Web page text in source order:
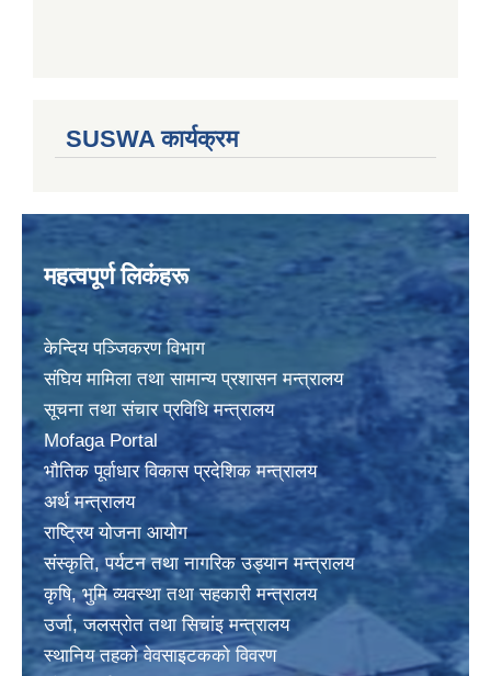
SUSWA कार्यक्रम
महत्वपूर्ण लिकंहरू
केन्दिय पञ्जिकरण विभाग
संघिय मामिला तथा सामान्य प्रशासन मन्त्रालय
सूचना तथा संचार प्रविधि मन्त्रालय
Mofaga Portal
भाैतिक पूर्वाधार विकास प्रदेशिक मन्त्रालय
अर्थ मन्त्रालय
राष्ट्रिय योजना आयोग
संस्कृति, पर्यटन तथा नागरिक उड्यान मन्त्रालय
कृषि, भुमि व्यवस्था तथा सहकारी मन्त्रालय
उर्जा, जलस्राेत तथा सिचांइ मन्त्रालय
स्थानिय तहकाे वेवसाइटककाे विवरण